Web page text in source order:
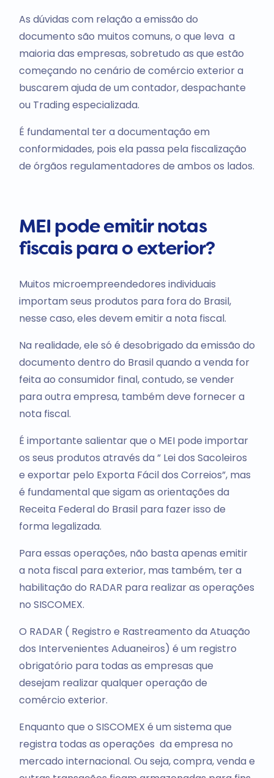
As dúvidas com relação a emissão do
documento são muitos comuns, o que leva a
maioria das empresas, sobretudo as que estão
começando no cenário de comércio exterior a
buscarem ajuda de um contador, despachante
ou Trading especializada.
É fundamental ter a documentação em
conformidades, pois ela passa pela fiscalização
de órgãos regulamentadores de ambos os lados.
MEI pode emitir notas
fiscais para o exterior?
Muitos microempreendedores individuais
importam seus produtos para fora do Brasil,
nesse caso, eles devem emitir a nota fiscal.
Na realidade, ele só é desobrigado da emissão do
documento dentro do Brasil quando a venda for
feita ao consumidor final, contudo, se vender
para outra empresa, também deve fornecer a
nota fiscal.
É importante salientar que o MEI pode importar
os seus produtos através da ” Lei dos Sacoleiros
e exportar pelo Exporta Fácil dos Correios”, mas
é fundamental que sigam as orientações da
Receita Federal do Brasil para fazer isso de
forma legalizada.
Para essas operações, não basta apenas emitir
a nota fiscal para exterior, mas também, ter a
habilitação do RADAR para realizar as operações
no SISCOMEX.
O RADAR ( Registro e Rastreamento da Atuação
dos Intervenientes Aduaneiros) é um registro
obrigatório para todas as empresas que
desejam realizar qualquer operação de
comércio exterior.
Enquanto que o SISCOMEX é um sistema que
registra todas as operações da empresa no
mercado internacional. Ou seja, compra, venda e